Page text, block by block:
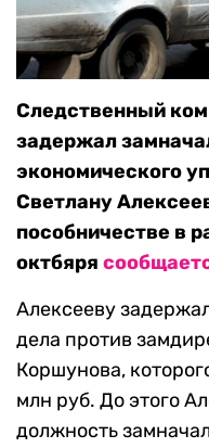
Следственный
задержал
экономического
Светлану
пособничестве в
октбяря
Алексееву
дела против
Коршунова,
млн руб. До этого
должность